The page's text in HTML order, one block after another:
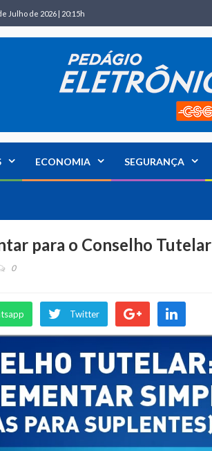
Julho de 2026 | 20:15h
ECONOMIA SEGURANÇA
para o Conselho Tutelar
0
Twitter